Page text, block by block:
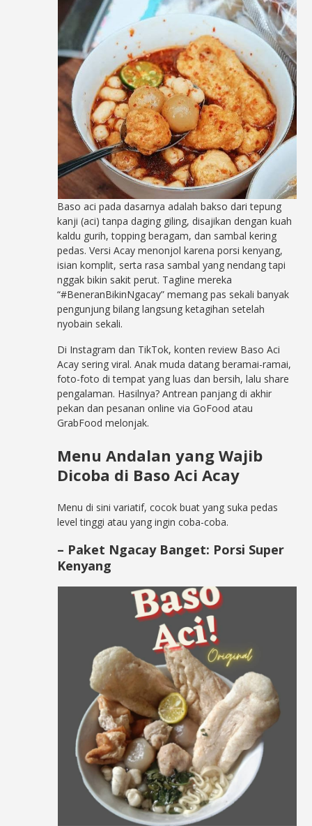
Baso aci pada dasarnya adalah bakso dari tepung
kanji (aci) tanpa daging giling, disajikan dengan kuah
kaldu gurih, topping beragam, dan sambal kering
pedas. Versi Acay menonjol karena porsi kenyang,
isian komplit, serta rasa sambal yang nendang tapi
nggak bikin sakit perut. Tagline mereka
“#BeneranBikinNgacay” memang pas sekali banyak
pengunjung bilang langsung ketagihan setelah
nyobain sekali.
Di Instagram dan TikTok, konten review Baso Aci
Acay sering viral. Anak muda datang beramai-ramai,
foto-foto di tempat yang luas dan bersih, lalu share
pengalaman. Hasilnya? Antrean panjang di akhir
pekan dan pesanan online via GoFood atau
GrabFood melonjak.
Menu Andalan yang Wajib
Dicoba di Baso Aci Acay
Menu di sini variatif, cocok buat yang suka pedas
level tinggi atau yang ingin coba-coba.
– Paket Ngacay Banget: Porsi Super
Kenyang